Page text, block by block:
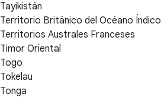
Tayikistán
Territorio Británico del Océano Índico
Territorios Australes Franceses
Timor Oriental
Togo
Tokelau
Tonga